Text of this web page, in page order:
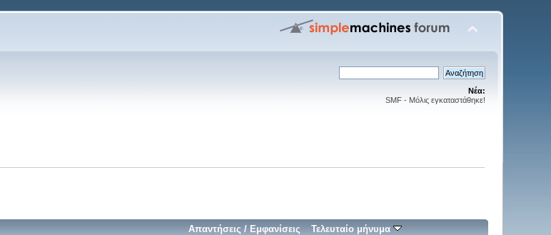
Νέα:
SMF - Μόλις εγκαταστάθηκε!
Απαντήσεις /Εμφανίσεις Τελευταίο μήνυμα